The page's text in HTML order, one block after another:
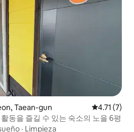
Taean-gun Calificación
4.71 (7)
동을 즐길 수 있는 숙소의 노을 6평
· Limpieza